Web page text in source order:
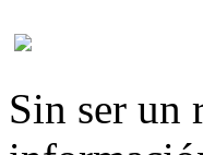
Sin ser un